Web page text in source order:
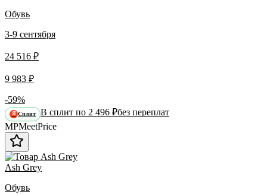
Обувь
3-9 сентября
24 516 ₽
9 983 ₽
-59%
Я Сплит В сплит по 2 496 ₽без переплат
MPMeetPrice
Ash Grey
Обувь